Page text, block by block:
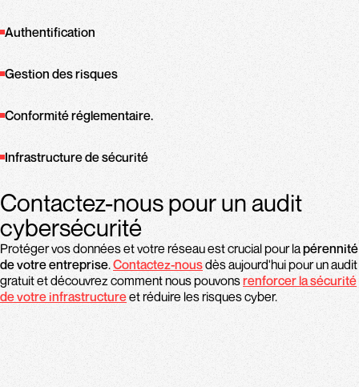
Authentification
Gestion des risques
Conformité réglementaire.
Infrastructure de sécurité
Contactez-nous pour un audit
cybersécurité
Protéger vos données et votre réseau est crucial pour lapérennité
de votre entreprise.Contactez-nousdès aujourd'hui pour un audit
gratuit et découvrez comment nous pouvonsrenforcer la sécurité
de votre infrastructureet réduire les risques cyber.